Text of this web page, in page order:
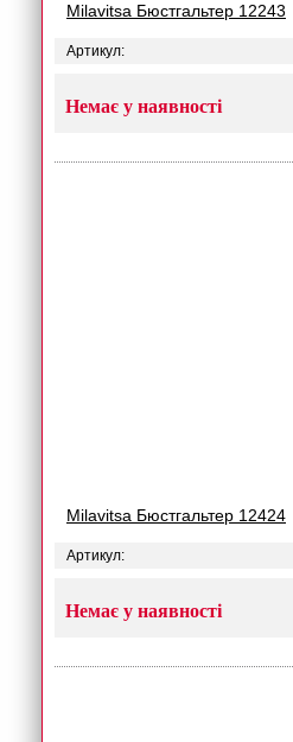
Milavitsa Бюстгальтер 12243
Артикул:
Немає у наявності
Milavitsa Бюстгальтер 12424
Артикул:
Немає у наявності